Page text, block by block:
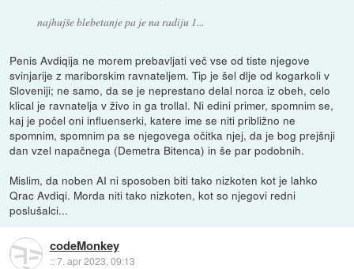
najhujše blebetanje pa je na radiju 1...
Penis Avdiqija ne morem prebavljati več vse od tiste njegove
svinjarije z mariborskim ravnateljem. Tip je šel dlje od kogarkoli v
Sloveniji; ne samo, da se je neprestano delal norca iz obeh, celo
klical je ravnatelja v živo in ga trollal. Ni edini primer, spomnim se,
kaj je počel oni influenserki, katere ime se niti približno ne
spomnim, spomnim pa se njegovega očitka njej, da je bog prejšnji
dan vzel napačnega (Demetra Bitenca) in še par podobnih.
Mislim, da noben AI ni sposoben biti tako nizkoten kot je lahko
Qrac Avdiqi. Morda niti tako nizkoten, kot so njegovi redni
poslušalci...
codeMonkey
::7. apr 2023, 09:13